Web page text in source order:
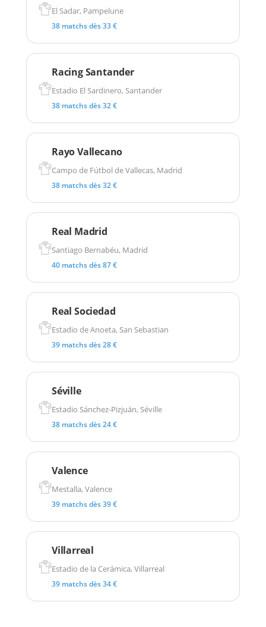
El Sadar, Pampelune
38 matchs dès 33 €
Racing Santander
Estadio El Sardinero, Santander
38 matchs dès 32 €
Rayo Vallecano
Campo de Fútbol de Vallecas, Madrid
38 matchs dès 32 €
Real Madrid
Santiago Bernabéu, Madrid
40 matchs dès 87 €
Real Sociedad
Estadio de Anoeta, San Sebastian
39 matchs dès 28 €
Séville
Estadio Sánchez-Pizjuán, Séville
38 matchs dès 24 €
Valence
Mestalla, Valence
39 matchs dès 39 €
Villarreal
Estadio de la Cerámica, Villarreal
39 matchs dès 34 €